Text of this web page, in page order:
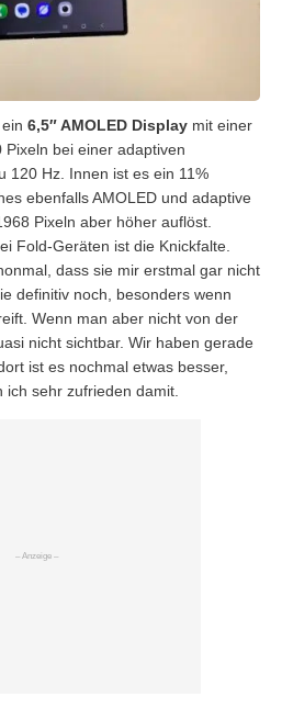
6,5″ AMOLED Display mit einer
bei einer adaptiven
120 Hz. Innen ist es ein 11%
ebenfalls AMOLED und adaptive
Pixeln aber höher auflöst.
Fold-Geräten ist die Knickfalte.
dass sie mir erstmal gar nicht
definitiv noch, besonders wenn
Wenn man aber nicht von der
nicht sichtbar. Wir haben gerade
ist es nochmal etwas besser,
ich sehr zufrieden damit.